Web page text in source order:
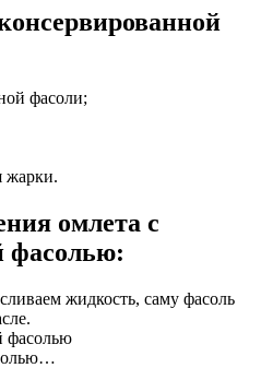
фасоли;
жарки.
омлета с
фасолью:
жидкость, саму фасоль